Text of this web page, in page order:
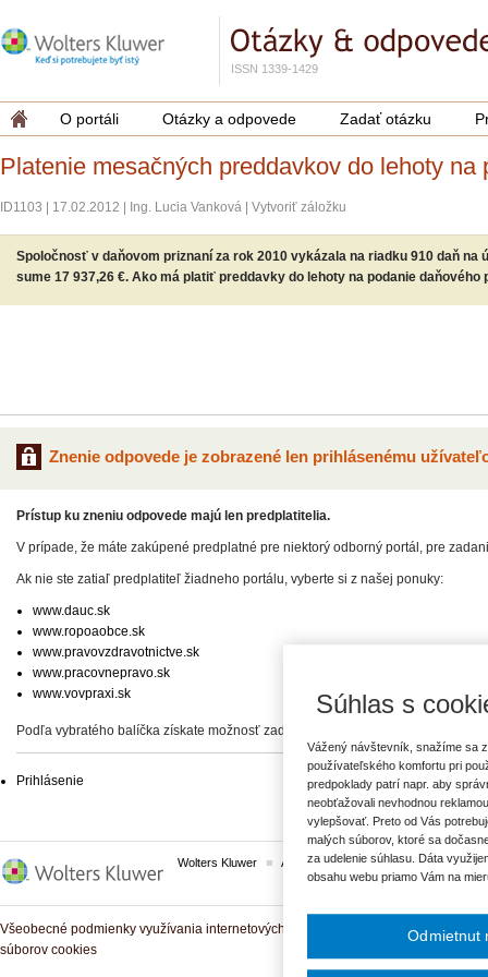
ISSN 1339-1429
O portáli Otázky a odpovede Zadať otázku
Platenie mesačných preddavkov do lehoty na
ID1103 17.02.2012 Ing. Lucia Vanková Vytvoriť záložku
Spoločnosť v daňovom priznaní za rok 2010 vykázala na riadku 910 daň
sume 17 937,26 €. Ako má platiť preddavky do lehoty na podanie daňového
Znenie odpovede je zobrazené len prihlásenému
Prístup ku zneniu odpovede majú len predplatitelia.
V prípade, že máte zakúpené predplatné pre niektorý odborný portál, pre
Ak nie ste zatiaľ predplatiteľ žiadneho portálu, vyberte si z našej ponuky:
www.dauc.sk
www.ropoaobce.sk
www.pravovzdravotnictve.sk
www.pracovnepravo.sk
www.vovpraxi.sk
Podľa vybratého balíčka získate možnosť zadať svoje otázky, prípadne prístup
Prihlásenie
Wolters Kluwer ASPI Komplexné právne predpisy
Všeobecné podmienky využívania internetových služieb a komunitných portálov
súborov cookies
Súhlas s
Vážený návštevník, snažíme sa
používateľského komfortu pri
predpoklady patrí napr. aby
neobťažovali nevhodnou
vylepšovať. Preto od Vás
malých súborov, ktoré sa
za udelenie súhlasu. Dáta
obsahu webu priamo Vám na
Odmietnut